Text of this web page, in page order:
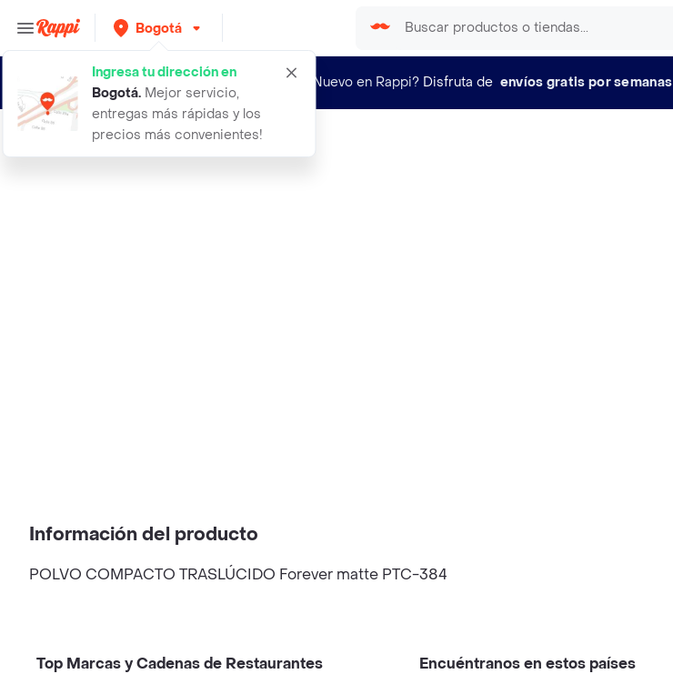
Bogotá
Ingresa tu dirección en
Bogotá. Mejor servicio,
entregas más rápidas y los
precios más convenientes!
¿Nuevo en Rappi? Disfruta de envíos gratis por semanas
polvo compacto traslucido forever m
Información del producto
POLVO COMPACTO TRASLÚCIDO Forever matte PTC-384
Top Marcas y Cadenas de Restaurantes Encuéntranos en estos países